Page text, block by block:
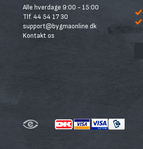
Alle hverdage 9:00 - 15:00
Tlf. 44 54 17 30
support@bygmaonline.dk
Kontakt os